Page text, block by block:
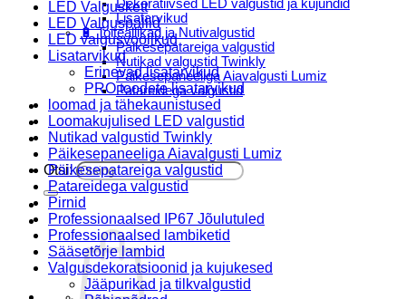
Dekoratiivsed LED valgustid ja kujundid
Lisatarvikud
🔋 Toiteallikad ja Nutivalgustid
Päikesepatareiga valgustid
Nutikad valgustid Twinkly
Päikesepaneeliga Aiavalgusti Lumiz
Patareidega valgustid
Päikeselaternad Lumiz
Valguskettide paigaldus
Blogi
Otsi:
LED Valguskett
LED Valguspallid
LED valgusvoolikud
Lisatarvikud
Erinevad lisatarvikud
PRO toodete lisatarvikud
loomad ja tähekaunistused
Loomakujulised LED valgustid
Nutikad valgustid Twinkly
Päikesepaneeliga Aiavalgusti Lumiz
Päikesepatareiga valgustid
Patareidega valgustid
Pirnid
Professionaalsed IP67 Jõulutuled
Professionaalsed lambiketid
Sääsetõrje lambid
Valgusdekoratsioonid ja kujukesed
Jääpurikad ja tilkvalgustid